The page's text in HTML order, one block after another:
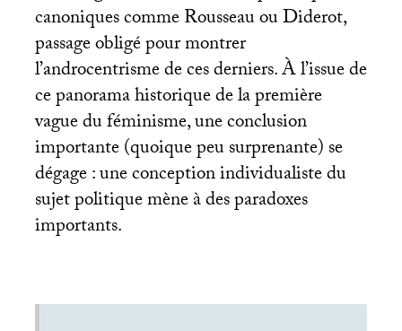
canoniques comme Rousseau ou Diderot,
passage obligé pour montrer
l’androcentrisme de ces derniers. À l’issue de
ce panorama historique de la première
vague du féminisme, une conclusion
importante (quoique peu surprenante) se
dégage : une conception individualiste du
sujet politique mène à des paradoxes
importants.